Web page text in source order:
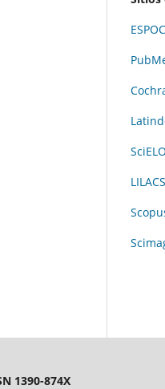
SciELO
LILACS
1390-874X